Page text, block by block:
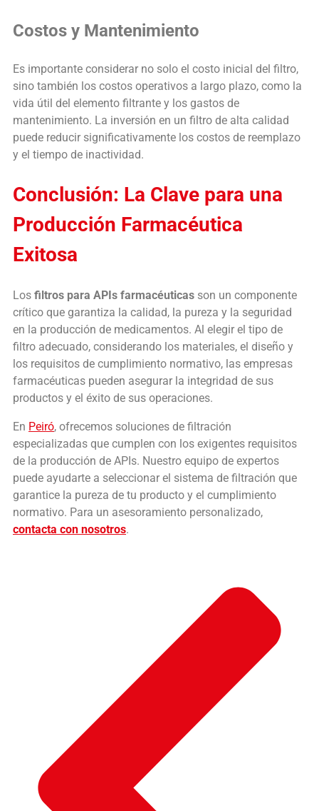
Costos y Mantenimiento
Es importante considerar no solo el costo inicial del filtro,
sino también los costos operativos a largo plazo, como la
vida útil del elemento filtrante y los gastos de
mantenimiento. La inversión en un filtro de alta calidad
puede reducir significativamente los costos de reemplazo
y el tiempo de inactividad.
Conclusión: La Clave para una
Producción Farmacéutica
Exitosa
Los filtros para APIs farmacéuticas son un componente
crítico que garantiza la calidad, la pureza y la seguridad
en la producción de medicamentos. Al elegir el tipo de
filtro adecuado, considerando los materiales, el diseño y
los requisitos de cumplimiento normativo, las empresas
farmacéuticas pueden asegurar la integridad de sus
productos y el éxito de sus operaciones.
En Peiró, ofrecemos soluciones de filtración
especializadas que cumplen con los exigentes requisitos
de la producción de APIs. Nuestro equipo de expertos
puede ayudarte a seleccionar el sistema de filtración que
garantice la pureza de tu producto y el cumplimiento
normativo. Para un asesoramiento personalizado,
contacta con nosotros.